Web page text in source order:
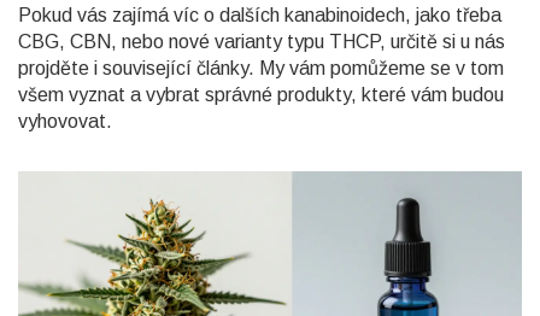
Pokud vás zajímá víc o dalších kanabinoidech, jako třeba
CBG, CBN, nebo nové varianty typu THCP, určitě si u nás
projděte i související články. My vám pomůžeme se v tom
všem vyznat a vybrat správné produkty, které vám budou
vyhovovat.